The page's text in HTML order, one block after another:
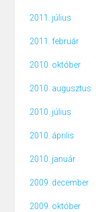
2011. július
2011. február
2010. október
2010. augusztus
2010. július
2010. április
2010. január
2009. december
2009. október